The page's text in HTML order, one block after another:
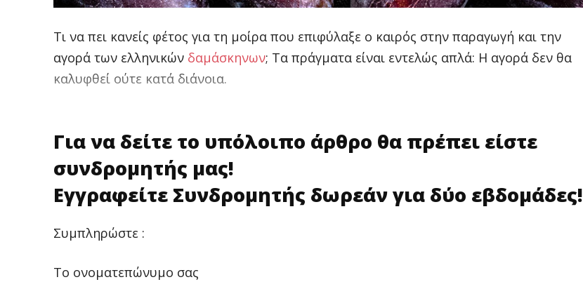
Τι να πει κανείς φέτος για τη μοίρα που επιφύλαξε ο καιρός στην παραγωγή και την
αγορά των ελληνικών δαμάσκηνων; Τα πράγματα είναι εντελώς απλά: Η αγορά δεν θα
καλυφθεί ούτε κατά διάνοια.
Για να δείτε το υπόλοιπο άρθρο θα πρέπει είστε
συνδρομητής μας!
Εγγραφείτε Συνδρομητής δωρεάν για δύο εβδομάδες!
Συμπληρώστε :
Το ονοματεπώνυμο σας